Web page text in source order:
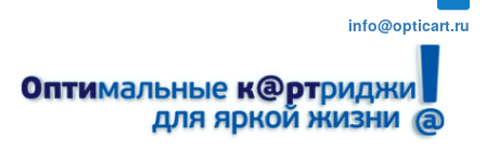
info@opticart.ru